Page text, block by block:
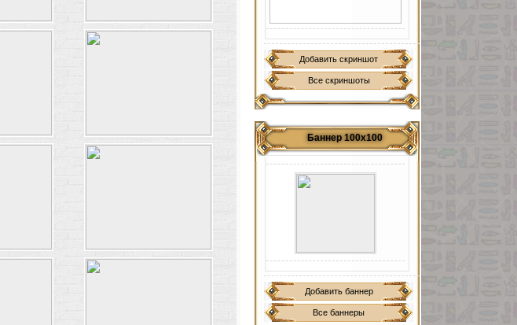
Добавить скриншот
Все скриншоты
Баннер 100х100
Добавить баннер
Все баннеры